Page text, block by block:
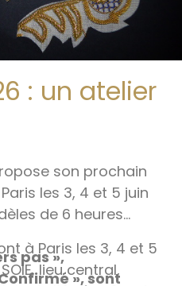
: un atelier
son prochain
les 3, 4 et 5 juin
de 6 heures
pas »,
», sont
à Paris les 3, 4 et 5
lieu central,